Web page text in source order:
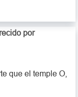
por
que el temple O,